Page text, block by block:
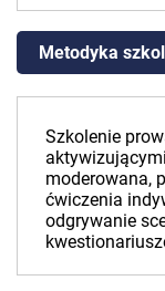
Metodyka
Szkolenie
moderowana,
ćwiczenia
odgrywanie